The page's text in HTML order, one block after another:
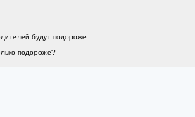
будут подороже.
подороже?